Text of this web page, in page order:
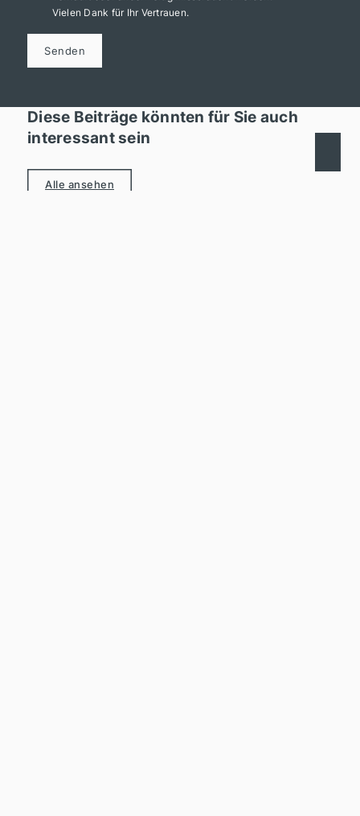
Vielen Dank für Ihr Vertrauen.
Senden
Diese Beiträge könnten für Sie auch
interessant sein
Alle ansehen